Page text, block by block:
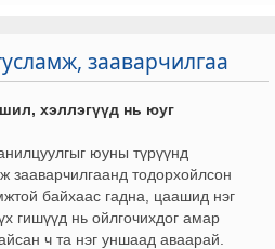
зааварчилгаа
хэллэгүүд нь юуг
юуны түрүүнд
зааварчилгаанд тодорхойлсон
байхаас гадна, цаашид нэг
гишүүд нь ойлгочихдог амар
ч та нэг уншаад аваарай.